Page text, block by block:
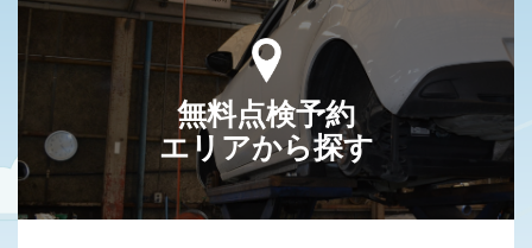
無料点検予約
エリアから探す